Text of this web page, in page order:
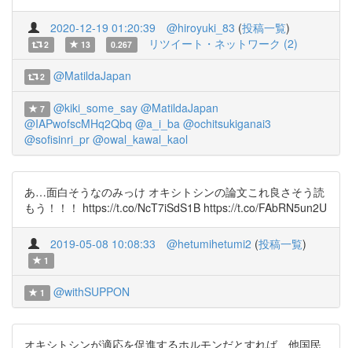
2020-12-19 01:20:39 @hiroyuki_83 (投稿一覧)
2 13 0.267 リツイート・ネットワーク (2)
2 @MatildaJapan
7 @kiki_some_say @MatildaJapan
@IAPwofscMHq2Qbq @a_i_ba @ochitsukiganai3
@sofisinri_pr @owal_kawal_kaol
あ…面白そうなのみっけ オキシトシンの論文これ良さそう読
もう！！！ https://t.co/NcT7iSdS1B https://t.co/FAbRN5un2U
2019-05-08 10:08:33 @hetumihetumi2 (投稿一覧)
1
1 @withSUPPON
オキシトシンが適応を促進するホルモンだとすれば、他国民